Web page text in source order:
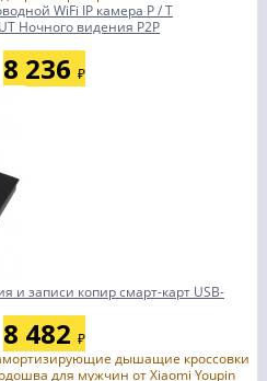
WiFi IP камера P / T
Ночного видения P2P
8 236 ₽
и записи копир смарт-карт USB-
8 482 ₽